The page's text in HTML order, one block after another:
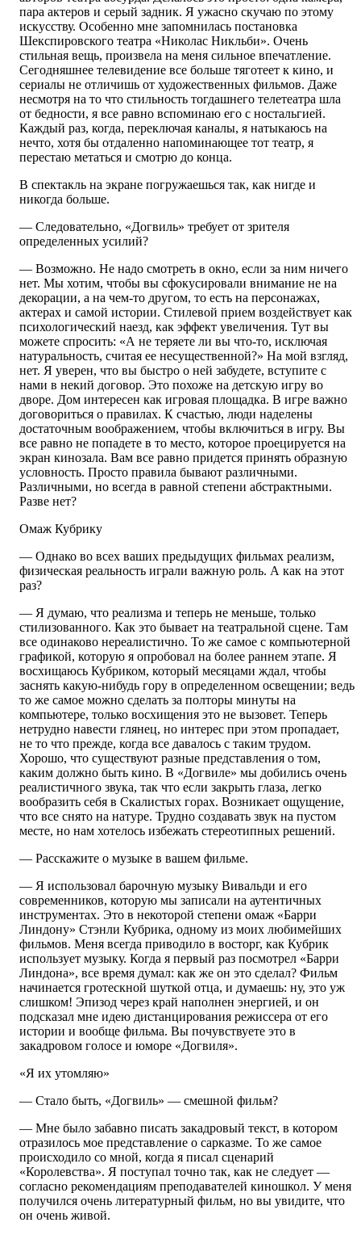
пара актеров и серый задник. Я ужасно скучаю по этому
искусству. Особенно мне запомнилась постановка
Шекспировского театра «Николас Никльби». Очень
стильная вещь, произвела на меня сильное впечатление.
Сегодняшнее телевидение все больше тяготеет к кино, и
сериалы не отличишь от художественных фильмов. Даже
несмотря на то что стильность тогдашнего телетеатра шла
от бедности, я все равно вспоминаю его с ностальгией.
Каждый раз, когда, переключая каналы, я натыкаюсь на
нечто, хотя бы отдаленно напоминающее тот театр, я
перестаю метаться и смотрю до конца.
В спектакль на экране погружаешься так, как нигде и
никогда больше.
— Следовательно, «Догвиль» требует от зрителя
определенных усилий?
— Возможно. Не надо смотреть в окно, если за ним ничего
нет. Мы хотим, чтобы вы сфокусировали внимание не на
декорации, а на чем-то другом, то есть на персонажах,
актерах и самой истории. Стилевой прием воздействует как
психологический наезд, как эффект увеличения. Тут вы
можете спросить: «А не теряете ли вы что-то, исключая
натуральность, считая ее несущественной?» На мой взгляд,
нет. Я уверен, что вы быстро о ней забудете, вступите с
нами в некий договор. Это похоже на детскую игру во
дворе. Дом интересен как игровая площадка. В игре важно
договориться о правилах. К счастью, люди наделены
достаточным воображением, чтобы включиться в игру. Вы
все равно не попадете в то место, которое проецируется на
экран кинозала. Вам все равно придется принять образную
условность. Просто правила бывают различными.
Различными, но всегда в равной степени абстрактными.
Разве нет?
Омаж Кубрику
— Однако во всех ваших предыдущих фильмах реализм,
физическая реальность играли важную роль. А как на этот
раз?
— Я думаю, что реализма и теперь не меньше, только
стилизованного. Как это бывает на театральной сцене. Там
все одинаково нереалистично. То же самое с компьютерной
графикой, которую я опробовал на более раннем этапе. Я
восхищаюсь Кубриком, который месяцами ждал, чтобы
заснять какую-нибудь гору в определенном освещении; ведь
то же самое можно сделать за полторы минуты на
компьютере, только восхищения это не вызовет. Теперь
нетрудно навести глянец, но интерес при этом пропадает,
не то что прежде, когда все давалось с таким трудом.
Хорошо, что существуют разные представления о том,
каким должно быть кино. В «Догвиле» мы добились очень
реалистичного звука, так что если закрыть глаза, легко
вообразить себя в Скалистых горах. Возникает ощущение,
что все снято на натуре. Трудно создавать звук на пустом
месте, но нам хотелось избежать стереотипных решений.
— Расскажите о музыке в вашем фильме.
— Я использовал барочную музыку Вивальди и его
современников, которую мы записали на аутентичных
инструментах. Это в некоторой степени омаж «Барри
Линдону» Стэнли Кубрика, одному из моих любимейших
фильмов. Меня всегда приводило в восторг, как Кубрик
использует музыку. Когда я первый раз посмотрел «Барри
Линдона», все время думал: как же он это сделал? Фильм
начинается гротескной шуткой отца, и думаешь: ну, это уж
слишком! Эпизод через край наполнен энергией, и он
подсказал мне идею дистанцирования режиссера от его
истории и вообще фильма. Вы почувствуете это в
закадровом голосе и юморе «Догвиля».
«Я их утомляю»
— Стало быть, «Догвиль» — смешной фильм?
— Мне было забавно писать закадровый текст, в котором
отразилось мое представление о сарказме. То же самое
происходило со мной, когда я писал сценарий
«Королевства». Я поступал точно так, как не следует —
согласно рекомендациям преподавателей киношкол. У меня
получился очень литературный фильм, но вы увидите, что
он очень живой.